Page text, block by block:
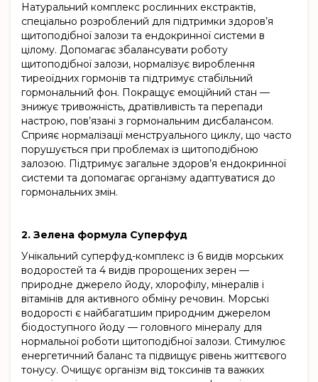
Натуральний комплекс рослинних екстрактів,
спеціально розроблений для підтримки здоров’я
щитоподібної залози та ендокринної системи в
цілому. Допомагає збалансувати роботу
щитоподібної залози, нормалізує вироблення
тиреоїдних гормонів та підтримує стабільний
гормональний фон. Покращує емоційний стан —
знижує тривожність, дратівливість та перепади
настрою, пов’язані з гормональним дисбалансом.
Сприяє нормалізації менструального циклу, що часто
порушується при проблемах із щитоподібною
залозою. Підтримує загальне здоров’я ендокринної
системи та допомагає організму адаптуватися до
гормональних змін.
2. Зелена формула Суперфуд
Унікальний суперфуд-комплекс із 6 видів морських
водоростей та 4 видів пророщених зерен —
природне джерело йоду, хлорофілу, мінералів і
вітамінів для активного обміну речовин. Морські
водорості є найбагатшим природним джерелом
біодоступного йоду — головного мінералу для
нормальної роботи щитоподібної залози. Стимулює
енергетичний баланс та підвищує рівень життєвого
тонусу. Очищує організм від токсинів та важких